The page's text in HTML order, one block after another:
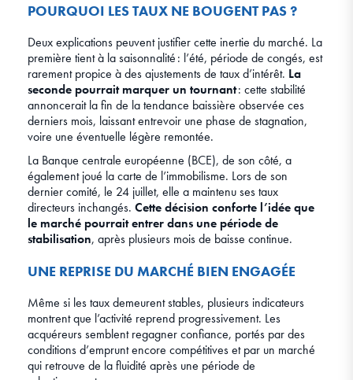
POURQUOI LES TAUX NE BOUGENT PAS ?
Deux explications peuvent justifier cette inertie du marché. La
première tient à la saisonnalité : l’été, période de congés, est
rarement propice à des ajustements de taux d’intérêt. La
seconde pourrait marquer un tournant: cette stabilité
annoncerait la fin de la tendance baissière observée ces
derniers mois, laissant entrevoir une phase de stagnation,
voire une éventuelle légère remontée.
La Banque centrale européenne (BCE), de son côté, a
également joué la carte de l’immobilisme. Lors de son
dernier comité, le 24 juillet, elle a maintenu ses taux
directeurs inchangés. Cette décision conforte l’idée que
le marché pourrait entrer dans une période de
stabilisation, après plusieurs mois de baisse continue.
UNE REPRISE DU MARCHÉ BIEN ENGAGÉE
Même si les taux demeurent stables, plusieurs indicateurs
montrent que l’activité reprend progressivement. Les
acquéreurs semblent regagner confiance, portés par des
conditions d’emprunt encore compétitives et par un marché
qui retrouve de la fluidité après une période de